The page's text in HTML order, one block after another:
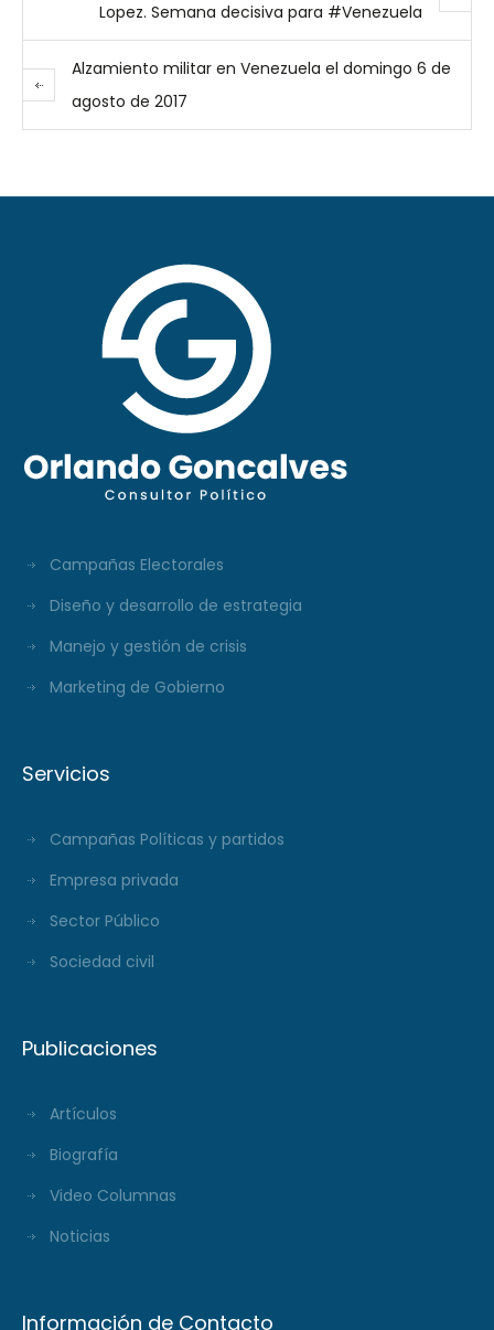
Lopez. Semana decisiva para #Venezuela
Alzamiento militar en Venezuela el domingo 6 de
agosto de 2017
Campañas Electorales
Diseño y desarrollo de estrategia
Manejo y gestión de crisis
Marketing de Gobierno
Servicios
Campañas Políticas y partidos
Empresa privada
Sector Público
Sociedad civil
Publicaciones
Artículos
Biografía
Video Columnas
Noticias
Información de Contacto